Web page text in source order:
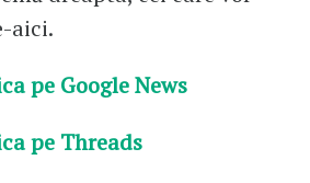
aici.
pe Google News
pe Threads